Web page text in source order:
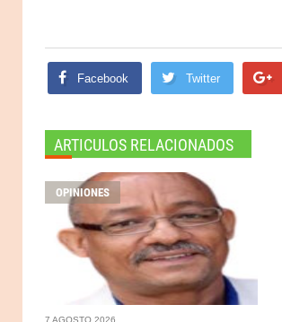
Facebook Twitter
ARTICULOS RELACIONADOS
OPINIONES
7 AGOSTO 2026